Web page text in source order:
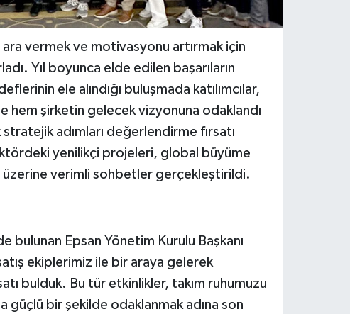
vermek ve motivasyonu artırmak için
Yıl boyunca elde edilen başarıların
ele alındığı buluşmada katılımcılar,
hem şirketin gelecek vizyonuna odaklandı
adımları değerlendirme fırsatı
yenilikçi projeleri, global büyüme
üzerine verimli sohbetler gerçekleştirildi.
bulunan Epsan Yönetim Kurulu Başkanı
ekiplerimiz ile bir araya gelerek
bulduk. Bu tür etkinlikler, takım ruhumuzu
bir şekilde odaklanmak adına son